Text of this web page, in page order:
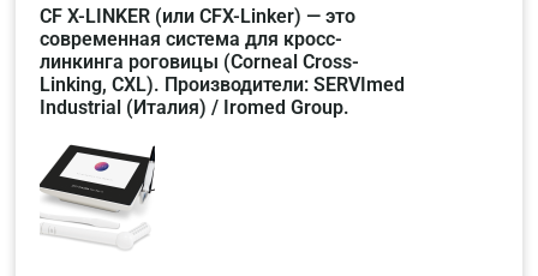
CF X-LINKER (или CFX-Linker) — это
современная система для кросс-
линкинга роговицы (Corneal Cross-
Linking, CXL). Производители: SERVImed
Industrial (Италия) / Iromed Group.